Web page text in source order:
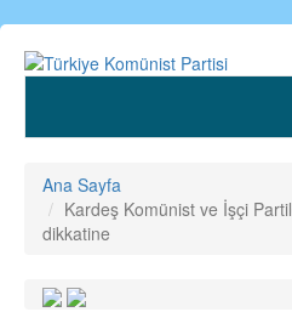
Ana
içeriğe
Ana Sayfa
Kardeş Komünist ve İşçi
dikkatine